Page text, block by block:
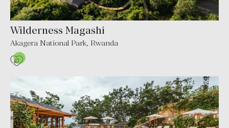
Wilderness Magashi
Akagera National Park, Rwanda